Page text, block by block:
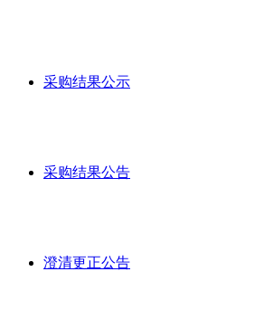
采购结果公示
采购结果公告
澄清更正公告